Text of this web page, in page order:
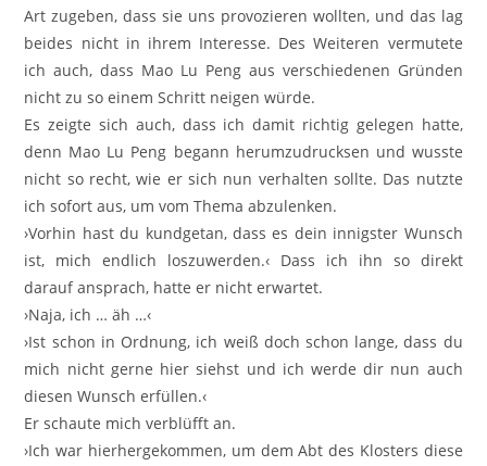
Art zugeben, dass sie uns provozieren wollten, und das lag
beides nicht in ihrem Interesse. Des Weiteren vermutete
ich auch, dass Mao Lu Peng aus verschiedenen Gründen
nicht zu so einem Schritt neigen würde.
Es zeigte sich auch, dass ich damit richtig gelegen hatte,
denn Mao Lu Peng begann herumzudrucksen und wusste
nicht so recht, wie er sich nun verhalten sollte. Das nutzte
ich sofort aus, um vom Thema abzulenken.
›Vorhin hast du kundgetan, dass es dein innigster Wunsch
ist, mich endlich loszuwerden.‹ Dass ich ihn so direkt
darauf ansprach, hatte er nicht erwartet.
›Naja, ich … äh …‹
›Ist schon in Ordnung, ich weiß doch schon lange, dass du
mich nicht gerne hier siehst und ich werde dir nun auch
diesen Wunsch erfüllen.‹
Er schaute mich verblüfft an.
›Ich war hierhergekommen, um dem Abt des Klosters diese